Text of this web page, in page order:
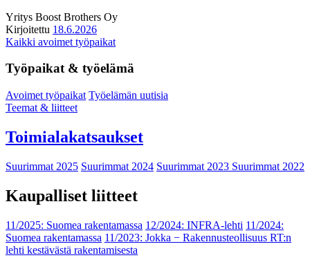
Yritys Boost Brothers Oy
Kirjoitettu 18.6.2026
Kaikki avoimet työpaikat
Työpaikat & työelämä
Avoimet työpaikat Työelämän uutisia
Teemat & liitteet
Toimialakatsaukset
Suurimmat 2025 Suurimmat 2024 Suurimmat 2023 Suurimmat 2022
Kaupalliset liitteet
11/2025: Suomea rakentamassa 12/2024: INFRA-lehti 11/2024:
Suomea rakentamassa 11/2023: Jokka − Rakennusteollisuus RT:n
lehti kestävästä rakentamisesta